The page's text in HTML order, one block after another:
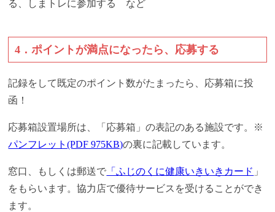
る、しまトレに参加する など
4．ポイントが満点になったら、応募する
記録をして既定のポイント数がたまったら、応募箱に投
函！
応募箱設置場所は、「応募箱」の表記のある施設です。※
パンフレット(PDF 975KB)の裏に記載しています。
窓口、もしくは郵送で 「ふじのくに健康いきいきカード 」
をもらいます。協力店で優待サービスを受けることができ
ます。